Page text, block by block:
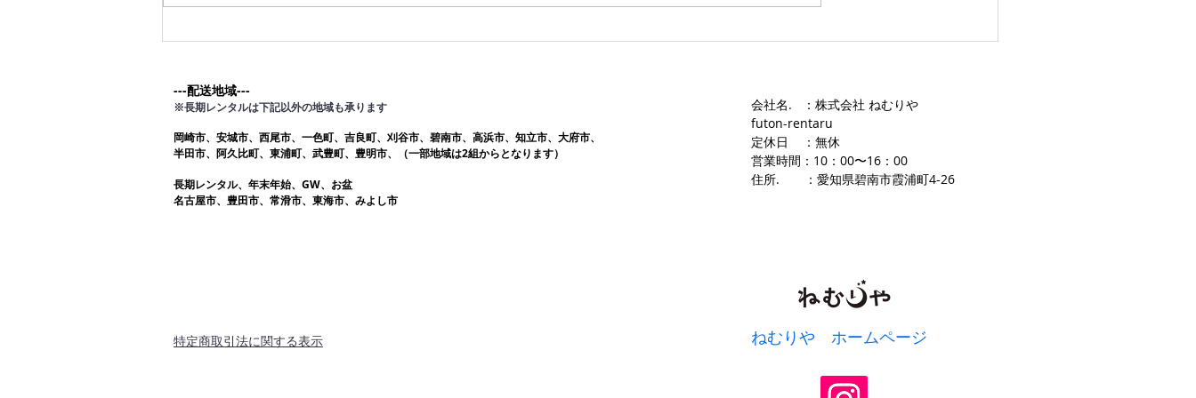
---配送地域---​
※長期レンタルは下記以外の地域も承ります
岡崎市、安城市、西尾市、一色町、吉良町、刈谷市、碧南市、高浜市、知立市、大府市​、
半田市、阿久比町、東浦町、武豊町、豊明市、（一部地域は2組からとなります）
長期レンタル、年末年始、GW、お盆
名古屋市、豊田市、常滑市、東海市、みよし市
​特定商取引法に関する表示
会社名. ：株式会社 ねむりや
futon-rentaru
定休日 ：無休
営業時間：10：00〜16 ：00
​住所. ：愛知県碧南市霞浦町4-2​6
ねむりや ホームページ